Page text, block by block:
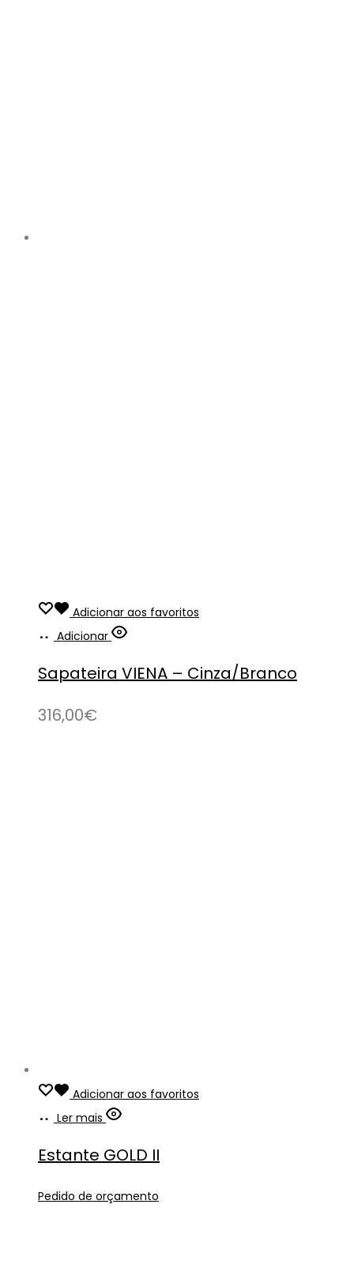
Adicionar aos favoritos
Adicionar
Sapateira VIENA – Cinza/Branco
316,00€
Adicionar aos favoritos
Ler mais
Estante GOLD II
Pedido de orçamento